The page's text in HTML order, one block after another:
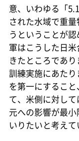
意、いわゆる「
された水域で重
うということが
軍はこうした日
きたところであり
訓練実施にあた
を第一にするこ
て、米側に対し
元への影響が最
いりたいと考えて